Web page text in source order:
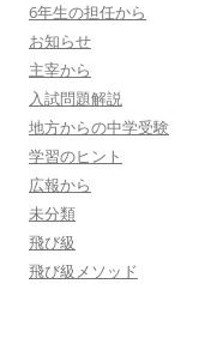
6年生の担任から
お知らせ
主宰から
入試問題解説
地方からの中学受験
学習のヒント
広報から
未分類
飛び級
飛び級メソッド